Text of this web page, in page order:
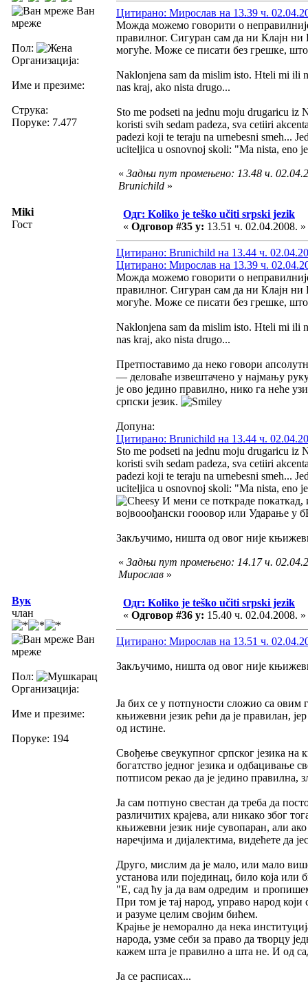
Ван
мреже
Пол:
Организација:
Име и презиме:
Струка:
Поруке: 7.477
Цитирано: Мирослав на 13.39 ч.
Можда можемо говорити о
правилног. Сигуран сам да ни Клајн
могуће. Може се писати без грешке,
Naklonjena sam da mislim isto. Hteli mi ili
nas kraj, ako nista drugo...
Sto me podseti na jednu moju drugaricu
koristi svih sedam padeza, sva cetiiri
padezi koji te teraju na urnebesni smeh...
uciteljica u osnovnoj skoli: "Ma nista, eno
« Задњи пут промењено: 13.48 ч.
Brunichild »
Miki
Гост
Одг: Koliko je teško učiti srpski jezik
« Одговор #35 у: 13.51 ч. 02.04.2008. »
Цитирано: Brunichild на 13.44 ч.
Цитирано: Мирослав на 13.39 ч.
Можда можемо говорити о
правилног. Сигуран сам да ни Клајн
могуће. Може се писати без грешке,
Naklonjena sam da mislim isto. Hteli mi ili
nas kraj, ako nista drugo...
Претпоставимо да неко говори
— деловаће извештачено у најмању
је ово једино правилно, нико га неће
српски језик.
Допуна:
Цитирано: Brunichild на 13.44 ч.
Sto me podseti na jednu moju drugaricu
koristi svih sedam padeza, sva cetiiri
padezi koji te teraju na urnebesni smeh...
uciteljica u osnovnoj skoli: "Ma nista, eno
И мени се поткраде покаткад,
војвооођански гооовор или Ударање у
Закључимо, ништа од овог није
« Задњи пут промењено: 14.17 ч.
Мирослав »
Вук
члан
Ван
мреже
Пол:
Организација:
Име и презиме:
Поруке: 194
Одг: Koliko je teško učiti srpski jezik
« Одговор #36 у: 15.40 ч. 02.04.2008. »
Цитирано: Мирослав на 13.51 ч.
Закључимо, ништа од овог није
Ја бих се у потпуности сложио са овим
књижевни језик рећи да је правилан,
од истине.
Свођење свеукупног српског језика на
богатство једног језика и одбацивање
потписом рекао да је једино правилна,
Ја сам потпуно свестан да треба да
различитих крајева, али никако због
књижевни језик није сувопаран, али
наречјима и дијалектима, видећете да
Друго, мислим да је мало, или мало
установа или појединац, било која или
"Е, сад ћу ја да вам одредим и
При том је тај народ, управо народ који
и разуме целим својим бићем.
Крајње је неморално да нека
народа, узме себи за право да творцу
кажем шта је правилно а шта не. И од
Ја се расписах...